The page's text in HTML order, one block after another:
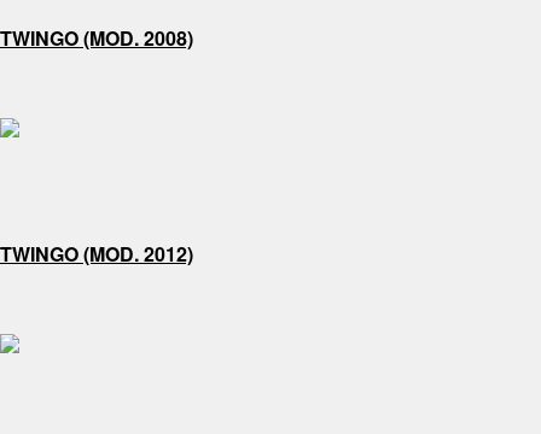
TWINGO (MOD. 2008)
TWINGO (MOD. 2012)